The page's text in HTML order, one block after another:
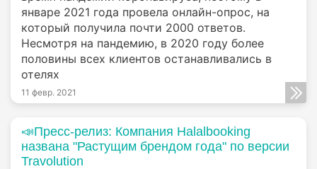
январе 2021 года провела онлайн-опрос, на
который получила почти 2000 ответов.
Несмотря на пандемию, в 2020 году более
половины всех клиентов останавливались в
отелях
11 февр. 2021
📣Пресс-релиз: Компания Halalbooking
названа "Растущим брендом года" по версии
Travolution